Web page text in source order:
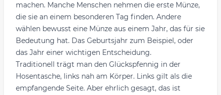
machen. Manche Menschen nehmen die erste Münze,
die sie an einem besonderen Tag finden. Andere
wählen bewusst eine Münze aus einem Jahr, das für sie
Bedeutung hat. Das Geburtsjahr zum Beispiel, oder
das Jahr einer wichtigen Entscheidung.
Traditionell trägt man den Glückspfennig in der
Hosentasche, links nah am Körper. Links gilt als die
empfangende Seite. Aber ehrlich gesagt, das ist